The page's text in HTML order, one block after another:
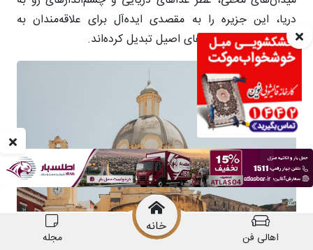
مجله
خانه
اهالی فن